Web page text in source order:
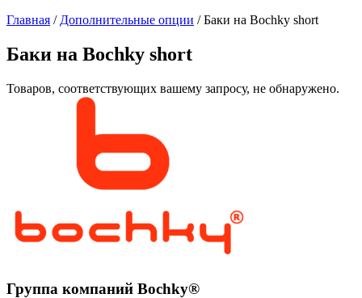
Главная / Дополнительные опции / Баки на Bochky short
Баки на Bochky short
Товаров, соответствующих вашему запросу, не обнаружено.
Группа компаний Bochky®